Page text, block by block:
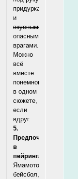
придурками
и
вкусными
опасными
врагами.
Можно
всё
вместе
понемногу
в одном
сюжете,
если
вдруг.
5.
Предпочтения
в
пейрингах:
Ямамото/
бейсбол,